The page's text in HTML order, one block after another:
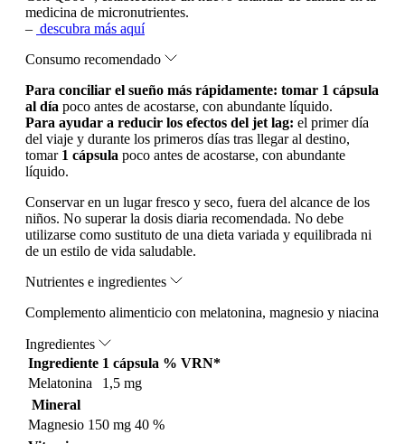
medicina de micronutrientes.
– descubra más aquí
Consumo recomendado
Para conciliar el sueño más rápidamente: tomar 1 cápsula
al día poco antes de acostarse, con abundante líquido.
Para ayudar a reducir los efectos del jet lag: el primer día
del viaje y durante los primeros días tras llegar al destino,
tomar 1 cápsula poco antes de acostarse, con abundante
líquido.
Conservar en un lugar fresco y seco, fuera del alcance de los
niños. No superar la dosis diaria recomendada. No debe
utilizarse como sustituto de una dieta variada y equilibrada ni
de un estilo de vida saludable.
Nutrientes e ingredientes
Complemento alimenticio con melatonina, magnesio y niacina
Ingredientes
Ingrediente 1 cápsula % VRN*
Melatonina
1,5 mg
Mineral
Magnesio 150 mg 40 %